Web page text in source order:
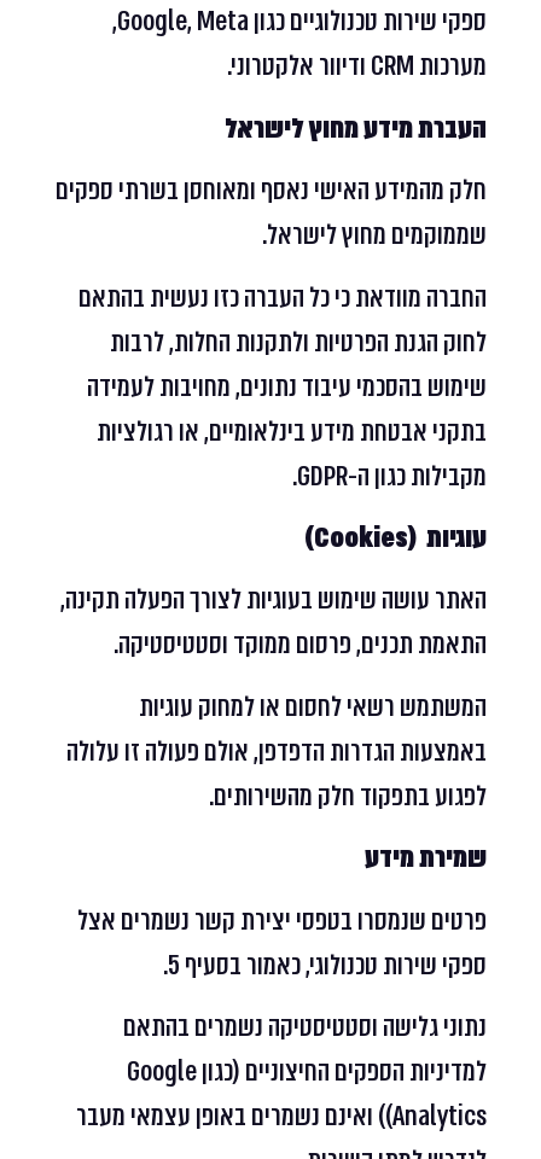
ספקי שירות טכנולוגיים כגון Google, Meta,
מערכות CRM ודיוור אלקטרוני.
העברת מידע מחוץ לישראל
חלק מהמידע האישי נאסף ומאוחסן בשרתי ספקים
שממוקמים מחוץ לישראל.
החברה מוודאת כי כל העברה כזו נעשית בהתאם
לחוק הגנת הפרטיות ולתקנות החלות, לרבות
שימוש בהסכמי עיבוד נתונים, מחויבות לעמידה
בתקני אבטחת מידע בינלאומיים, או רגולציות
מקבילות כגון ה-GDPR.
עוגיות (Cookies)
האתר עושה שימוש בעוגיות לצורך הפעלה תקינה,
התאמת תכנים, פרסום ממוקד וסטטיסטיקה.
המשתמש רשאי לחסום או למחוק עוגיות
באמצעות הגדרות הדפדפן, אולם פעולה זו עלולה
לפגוע בתפקוד חלק מהשירותים.
שמירת מידע
פרטים שנמסרו בטפסי יצירת קשר נשמרים אצל
ספקי שירות טכנולוגי, כאמור בסעיף 5.
נתוני גלישה וסטטיסטיקה נשמרים בהתאם
למדיניות הספקים החיצוניים (כגון Google
Analytics)) ואינם נשמרים באופן עצמאי מעבר